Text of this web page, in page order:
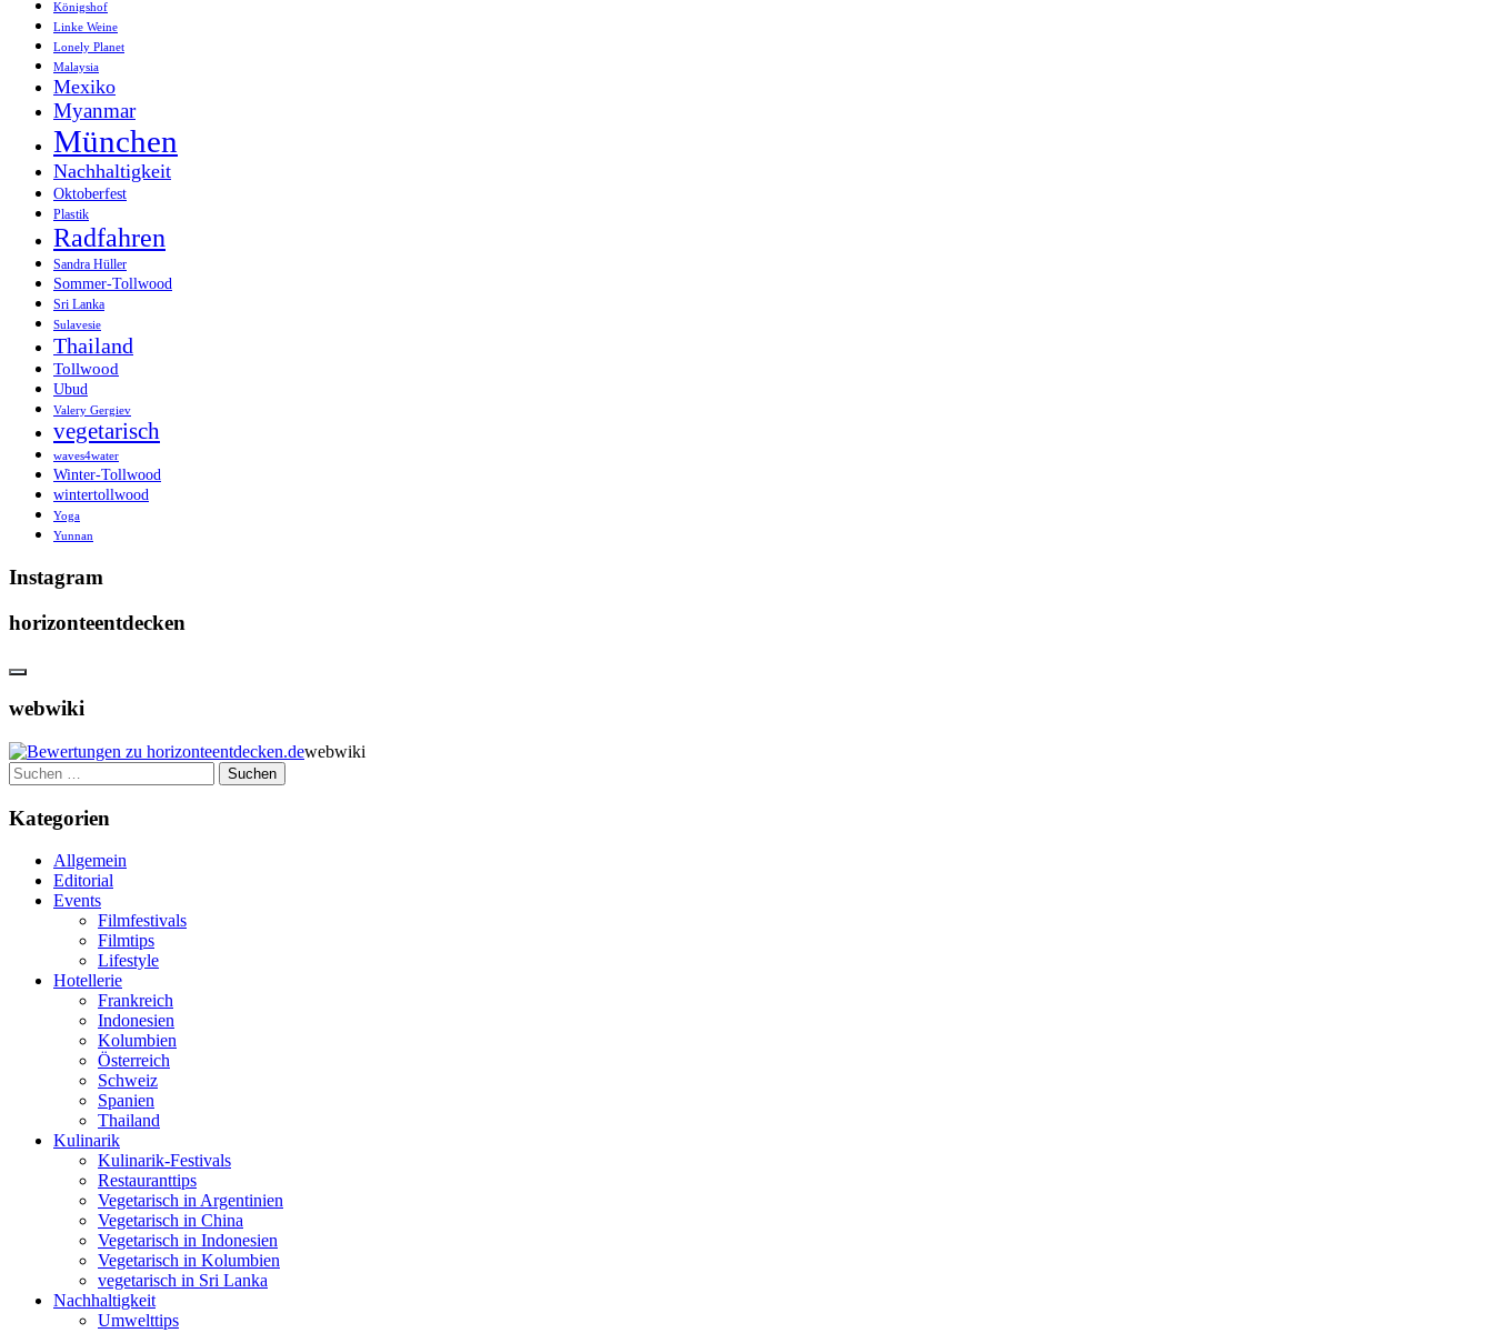
Königshof
Linke Weine
Lonely Planet
Malaysia
Mexiko
Myanmar
München
Nachhaltigkeit
Oktoberfest
Plastik
Radfahren
Sandra Hüller
Sommer-Tollwood
Sri Lanka
Sulavesie
Thailand
Tollwood
Ubud
Valery Gergiev
vegetarisch
waves4water
Winter-Tollwood
wintertollwood
Yoga
Yunnan
Instagram
horizonteentdecken
webwiki
webwiki
Suchen
nach:
Kategorien
Allgemein
Editorial
Events
Filmfestivals
Filmtips
Lifestyle
Hotellerie
Frankreich
Indonesien
Kolumbien
Österreich
Schweiz
Spanien
Thailand
Kulinarik
Kulinarik-Festivals
Restauranttips
Vegetarisch in Argentinien
Vegetarisch in China
Vegetarisch in Indonesien
Vegetarisch in Kolumbien
vegetarisch in Sri Lanka
Nachhaltigkeit
Umwelttips